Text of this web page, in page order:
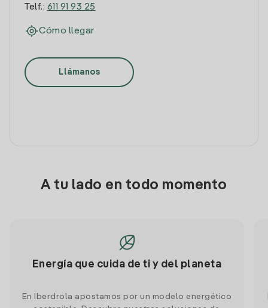
Telf.: 611 91 93 25
Cómo llegar
Llámanos
A tu lado en todo momento
Energía que cuida de ti y del planeta
En Iberdrola apostamos por un modelo energético